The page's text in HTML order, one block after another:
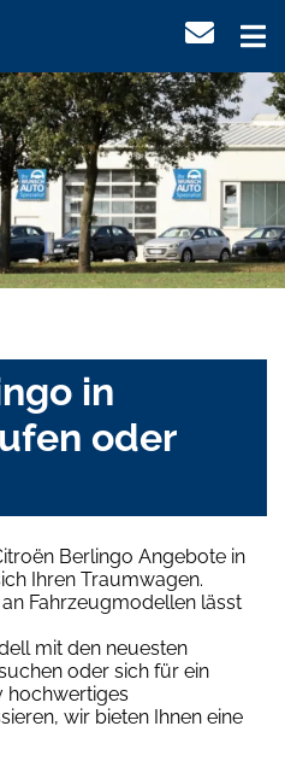
in
oder
Berlingo Angebote in
Ihren Traumwagen.
Fahrzeugmodellen lässt
mit den neuesten
oder sich für ein
hochwertiges
wir bieten Ihnen eine